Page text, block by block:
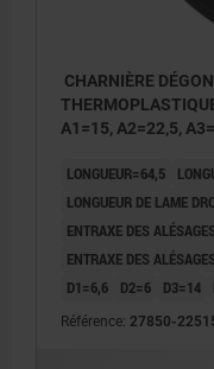
CHARNIÈRE
A1=15, A2=22,5,
LONGUEUR=64,5
LONGUEUR DE LAME
ENTRAXE DES
ENTRAXE DES
D1=6,6
D2=6 D3=14
Référence: 27850-